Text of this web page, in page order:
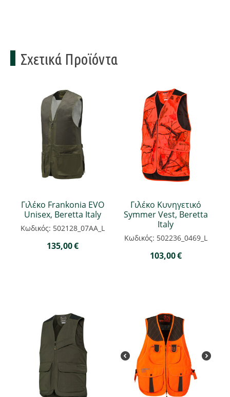
Σχετικά Προϊόντα
Γιλέκο Frankonia EVO
Unisex, Beretta Italy
Κωδικός: 502128_07AA_L
135,00€
Γιλέκο Κυνηγετικό
Symmer Vest, Beretta
Italy
Κωδικός: 502236_0469_L
103,00€